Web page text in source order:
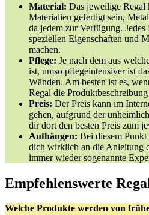
Material: Das jeweilige Regal
Materialien gefertigt sein,
da jedem zur Verfügung.
speziellen Eigenschaften und
machen.
Pflege: Je nach dem aus
ist, umso pflegeintensiver ist
Wänden. Am besten ist es,
Regal die
Preis: Der Preis kann im
gehen, aufgrund der
dir dort den besten Preis zum
Aufhängen: Bei diesem Punkt
dich wirklich an die Anleitung
immer wieder sogenannte
Empfehlenswerte
Welche Produkte werden von